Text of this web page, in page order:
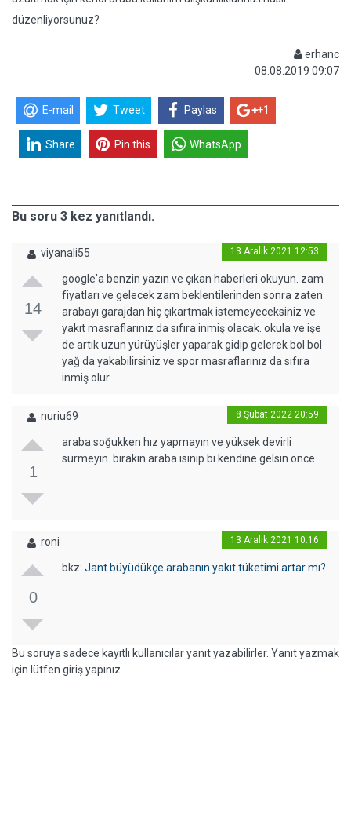
düzenliyorsunuz?
erhanc
08.08.2019 09:07
E-mail Tweet Paylas +1
Share Pin this WhatsApp
Bu soru 3 kez yanıtlandı.
viyanali55 13 Aralık 2021 12:53
14
google'a benzin yazın ve çıkan haberleri okuyun. zam
fiyatları ve gelecek zam beklentilerinden sonra zaten
arabayı garajdan hiç çıkartmak istemeyeceksiniz ve
yakıt masraflarınız da sıfıra inmiş olacak. okula ve işe
de artık uzun yürüyüşler yaparak gidip gelerek bol bol
yağ da yakabilirsiniz ve spor masraflarınız da sıfıra
inmiş olur
nuriu69 8 Şubat 2022 20:59
1
araba soğukken hız yapmayın ve yüksek devirli
sürmeyin. bırakın araba ısınıp bi kendine gelsin önce
roni 13 Aralık 2021 10:16
0
bkz: Jant büyüdükçe arabanın yakıt tüketimi artar mı?
Bu soruya sadece kayıtlı kullanıcılar yanıt yazabilirler. Yanıt yazmak
için lütfen giriş yapınız.